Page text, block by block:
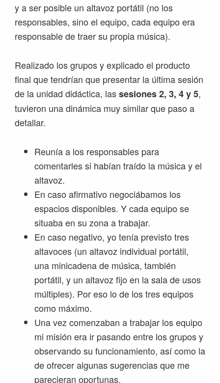
y a ser posible un altavoz portátil (no los
responsables, sino el equipo, cada equipo era
responsable de traer su propia música).
Realizado los grupos y explicado el producto
final que tendrían que presentar la última sesión
de la unidad didáctica, lassesiones 2, 3, 4 y 5,
tuvieron una dinámica muy similar que paso a
detallar.
Reunía a los responsables para
comentarles si habían traído la música y el
altavoz.
En caso afirmativo negociábamos los
espacios disponibles. Y cada equipo se
situaba en su zona a trabajar.
En caso negativo, yo tenía previsto tres
altavoces (un altavoz individual portátil,
una minicadena de música, también
portátil, y un altavoz fijo en la sala de usos
múltiples). Por eso lo de los tres equipos
como máximo.
Una vez comenzaban a trabajar los equipo
mi misión era ir pasando entre los grupos y
observando su funcionamiento, así como la
de ofrecer algunas sugerencias que me
parecieran oportunas.